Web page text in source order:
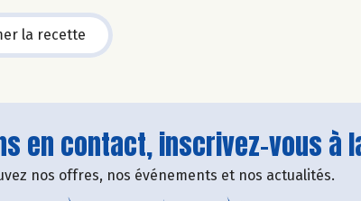
la recette
en contact, inscrivez-vous à
nos offres, nos événements et nos actualités.